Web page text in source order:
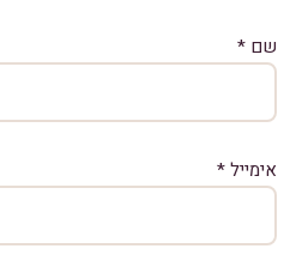
שם *
אימייל*